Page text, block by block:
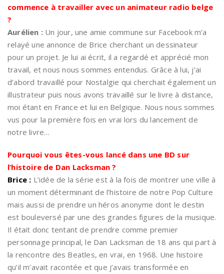
commence à travailler avec un animateur radio belge
?
Aurélien : Un jour, une amie commune sur Facebook m’a
relayé une annonce de Brice cherchant un dessinateur
pour un projet. Je lui ai écrit, il a regardé et apprécié mon
travail, et nous nous sommes entendus. Grâce à lui, j’ai
d’abord travaillé pour Nostalgie qui cherchait également un
illustrateur puis nous avons travaillé sur le livre à distance,
moi étant en France et lui en Belgique. Nous nous sommes
vus pour la première fois en vrai lors du lancement de
notre livre…
Pourquoi vous êtes-vous lancé dans une BD sur
l’histoire de Dan Lacksman ?
Brice : L’idée de la série est à la fois de montrer une ville à
un moment déterminant de l’histoire de notre Pop Culture
mais aussi de prendre un héros anonyme dont le destin
est bouleversé par une des grandes figures de la musique.
Il était donc tentant de prendre comme premier
personnage principal, le Dan Lacksman de 18 ans qui part à
la rencontre des Beatles, en vrai, en 1968. Une histoire
qu’il m’avait racontée et que j’avais transformée en